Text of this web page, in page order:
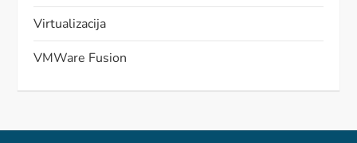
Virtualizacija
VMWare Fusion